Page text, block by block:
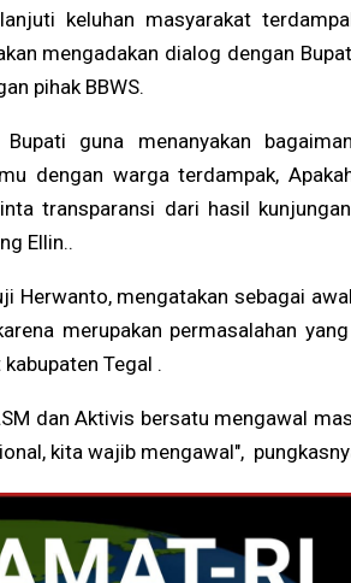
keluhan masyarakat
mengadakan dialog dengan
pihak BBWS.
guna menanyakan
dengan warga terdampak,
transparansi dari hasil
Ellin..
Herwanto, mengatakan sebagai
merupakan permasalahan
Tegal .
dan Aktivis bersatu mengawal
kita wajib mengawal",